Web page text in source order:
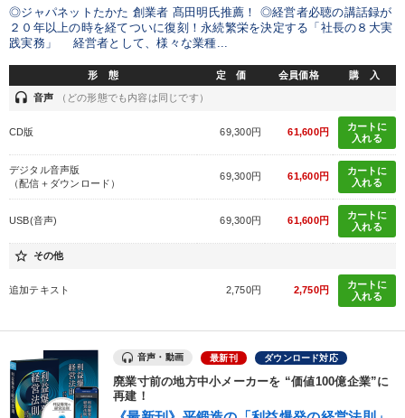
◎ジャパネットたかた 創業者 髙田明氏推薦！ ◎経営者必聴の講話録が
２０年以上の時を経てついに復刻！永続繁栄を決定する「社長の８大実
践実務」 経営者として、様々な業種...
形 態 定 価 会員価格 購 入
headset 音声 （どの形態でも内容は同じです）
CD版 69,300円 61,600円
カートに
入れる
デジタル音声版
（配信＋ダウンロード）
69,300円 61,600円
カートに
入れる
USB(音声) 69,300円 61,600円
カートに
入れる
star_border その他
追加テキスト 2,750円 2,750円
カートに
入れる
音声・動画 最新刊 ダウンロード対応
廃業寸前の地方中小メーカーを “価値100億企業”に
再建！